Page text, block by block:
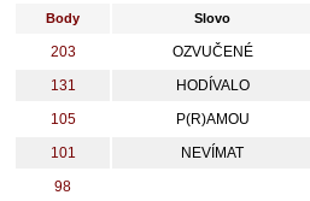
Body Slovo
203
OZVUČENÉ
131
HODÍVALO
105
P(R)AMOU
101
NEVÍMAT
98